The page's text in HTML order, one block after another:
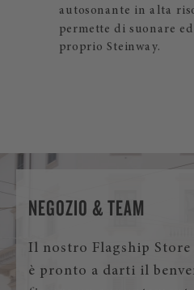
amato dai pianisti
NEGOZIO & TEAM
Il nostro Flagship
è pronto a darti il